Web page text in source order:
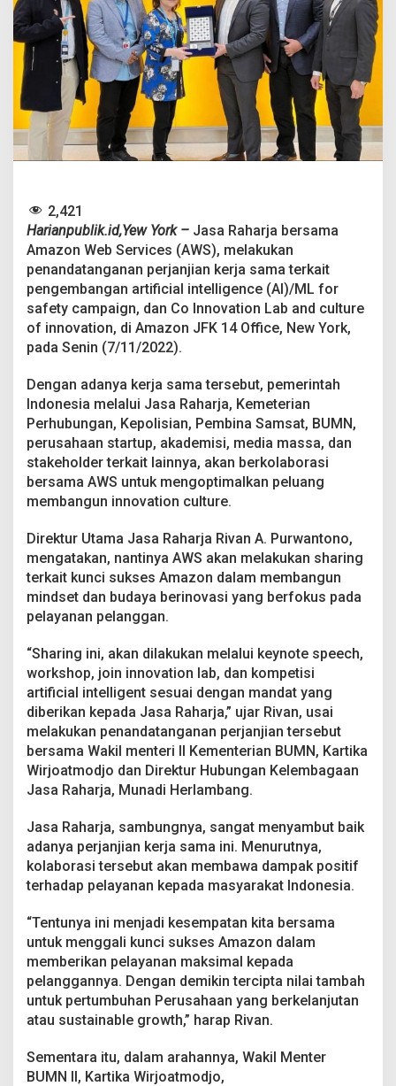
z
o
n
J
a
l
e
r
a
m
a
P
e
n
g
e
m
a
n
g
n
C
u
l
r
e
I
n
o
a
t
i
n
2,421
Harianpublik.id,Yew York – Jasa Raharja bersama
Amazon Web Services (AWS), melakukan
penandatanganan perjanjian kerja sama terkait
pengembangan artificial intelligence (AI)/ML for
safety campaign, dan Co Innovation Lab and culture
of innovation, di Amazon JFK 14 Office, New York,
pada Senin (7/11/2022).
Dengan adanya kerja sama tersebut, pemerintah
Indonesia melalui Jasa Raharja, Kemeterian
Perhubungan, Kepolisian, Pembina Samsat, BUMN,
perusahaan startup, akademisi, media massa, dan
stakeholder terkait lainnya, akan berkolaborasi
bersama AWS untuk mengoptimalkan peluang
membangun innovation culture.
Direktur Utama Jasa Raharja Rivan A. Purwantono,
mengatakan, nantinya AWS akan melakukan sharing
terkait kunci sukses Amazon dalam membangun
mindset dan budaya berinovasi yang berfokus pada
pelayanan pelanggan.
“Sharing ini, akan dilakukan melalui keynote speech,
workshop, join innovation lab, dan kompetisi
artificial intelligent sesuai dengan mandat yang
diberikan kepada Jasa Raharja,” ujar Rivan, usai
melakukan penandatanganan perjanjian tersebut
bersama Wakil menteri II Kementerian BUMN, Kartika
Wirjoatmodjo dan Direktur Hubungan Kelembagaan
Jasa Raharja, Munadi Herlambang.
Jasa Raharja, sambungnya, sangat menyambut baik
adanya perjanjian kerja sama ini. Menurutnya,
kolaborasi tersebut akan membawa dampak positif
terhadap pelayanan kepada masyarakat Indonesia.
“Tentunya ini menjadi kesempatan kita bersama
untuk menggali kunci sukses Amazon dalam
memberikan pelayanan maksimal kepada
pelanggannya. Dengan demikin tercipta nilai tambah
untuk pertumbuhan Perusahaan yang berkelanjutan
atau sustainable growth,” harap Rivan.
Sementara itu, dalam arahannya, Wakil Menter
BUMN II, Kartika Wirjoatmodjo,